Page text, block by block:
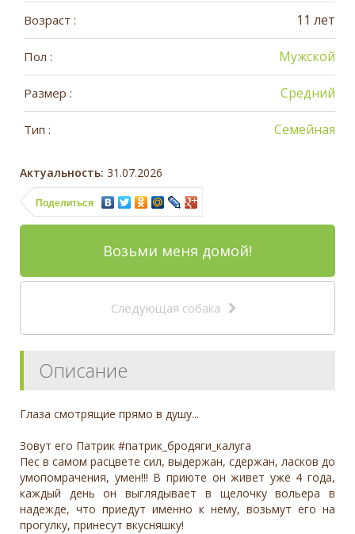
Возраст : 11 лет
Пол : Мужской
Размер : Средний
Тип : Семейная
Актуальность: 31.07.2026
Поделиться
Возьми меня домой!
Следующая собака
Описание
Глаза смотрящие прямо в душу...
Зовут его Патрик #патрик_бродяги_калуга
Пес в самом расцвете сил, выдержан, сдержан, ласков до
умопомрачения, умен!!! В приюте он живет уже 4 года,
каждый день он выглядывает в щелочку вольера в
надежде, что приедут именно к нему, возьмут его на
прогулку, принесут вкусняшку!